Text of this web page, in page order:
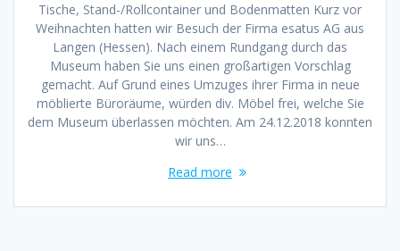
Tische, Stand-/Rollcontainer und Bodenmatten Kurz vor
Weihnachten hatten wir Besuch der Firma esatus AG aus
Langen (Hessen). Nach einem Rundgang durch das
Museum haben Sie uns einen großartigen Vorschlag
gemacht. Auf Grund eines Umzuges ihrer Firma in neue
möblierte Büroräume, würden div. Möbel frei, welche Sie
dem Museum überlassen möchten. Am 24.12.2018 konnten
wir uns…
Read more